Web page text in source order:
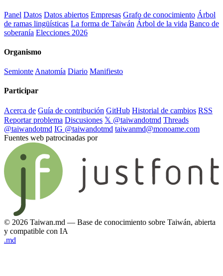
Panel Datos Datos abiertos Empresas Grafo de conocimiento Árbol
de ramas lingüísticas La forma de Taiwán Árbol de la vida Banco de
soberanía Elecciones 2026
Organismo
Semionte Anatomía Diario Manifiesto
Participar
Acerca de Guía de contribución GitHub Historial de cambios RSS
Reportar problema Discusiones 𝕏 @taiwandotmd Threads
@taiwandotmd IG @taiwandotmd taiwanmd@monoame.com
Fuentes web patrocinadas por
© 2026 Taiwan.md — Base de conocimiento sobre Taiwán, abierta
y compatible con IA
.md